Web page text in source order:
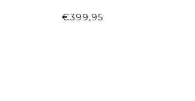
€399,95